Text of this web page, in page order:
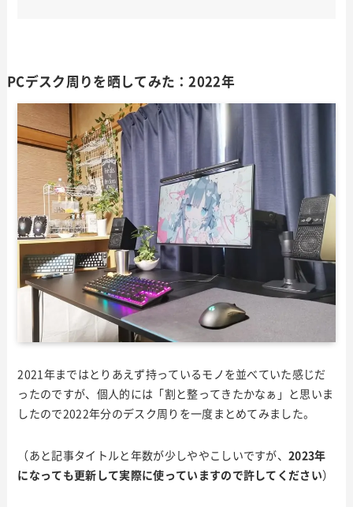
PCデスク周りを晒してみた：2022年
2021年まではとりあえず持っているモノを並べていた感じだ
ったのですが、個人的には「割と整ってきたかなぁ」と思いま
したので2022年分のデスク周りを一度まとめてみました。
（あと記事タイトルと年数が少しややこしいですが、2023年
になっても更新して実際に使っていますので許してください）